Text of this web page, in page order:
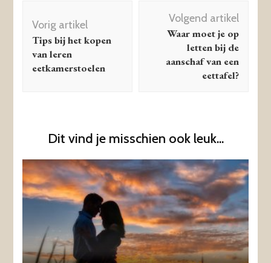
Vorig artikel
Tips bij het kopen
van leren
eetkamerstoelen
Volgend artikel
Waar moet je op
letten bij de
aanschaf van een
eettafel?
Dit vind je misschien ook leuk...